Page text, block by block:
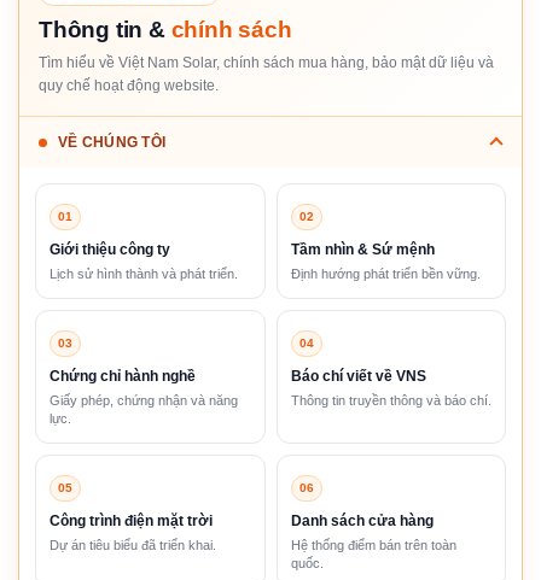
Thông tin & chính sách
Tìm hiểu về Việt Nam Solar, chính sách mua hàng, bảo mật dữ liệu và
quy chế hoạt động website.
VỀ CHÚNG TÔI
01
Giới thiệu công ty
Lịch sử hình thành và phát triển.
02
Tầm nhìn & Sứ mệnh
Định hướng phát triển bền vững.
03
Chứng chỉ hành nghề
Giấy phép, chứng nhận và năng
lực.
04
Báo chí viết về VNS
Thông tin truyền thông và báo chí.
05
Công trình điện mặt trời
Dự án tiêu biểu đã triển khai.
06
Danh sách cửa hàng
Hệ thống điểm bán trên toàn
quốc.